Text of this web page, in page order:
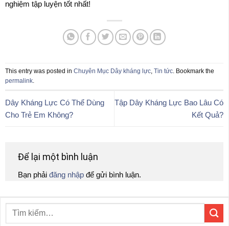
nghiệm tập luyện tốt nhất!
This entry was posted in Chuyên Mục Dây kháng lực, Tin tức. Bookmark the
permalink.
Dây Kháng Lực Có Thể Dùng
Cho Trẻ Em Không?
Tập Dây Kháng Lực Bao Lâu Có
Kết Quả?
Để lại một bình luận
Bạn phải đăng nhập để gửi bình luận.